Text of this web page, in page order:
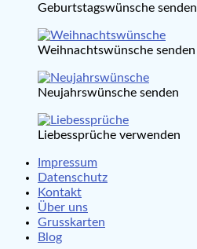
Geburtstagswünsche senden
Weihnachtswünsche senden
Neujahrswünsche senden
Liebessprüche verwenden
Impressum
Datenschutz
Kontakt
Über uns
Grusskarten
Blog